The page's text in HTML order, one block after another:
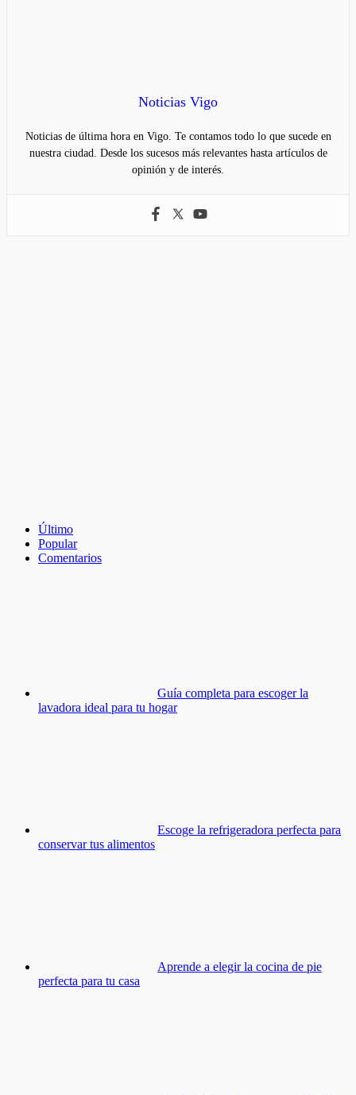
Noticias Vigo
Noticias de última hora en Vigo. Te contamos todo lo que sucede en
nuestra ciudad. Desde los sucesos más relevantes hasta artículos de
opinión y de interés.
Último
Popular
Comentarios
Guía completa para escoger la
lavadora ideal para tu hogar
Escoge la refrigeradora perfecta para
conservar tus alimentos
Aprende a elegir la cocina de pie
perfecta para tu casa